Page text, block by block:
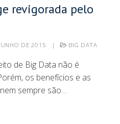
revigorada pelo
DE 2015 | BIG DATA
de Big Data não é
os benefícios e as
sempre são…